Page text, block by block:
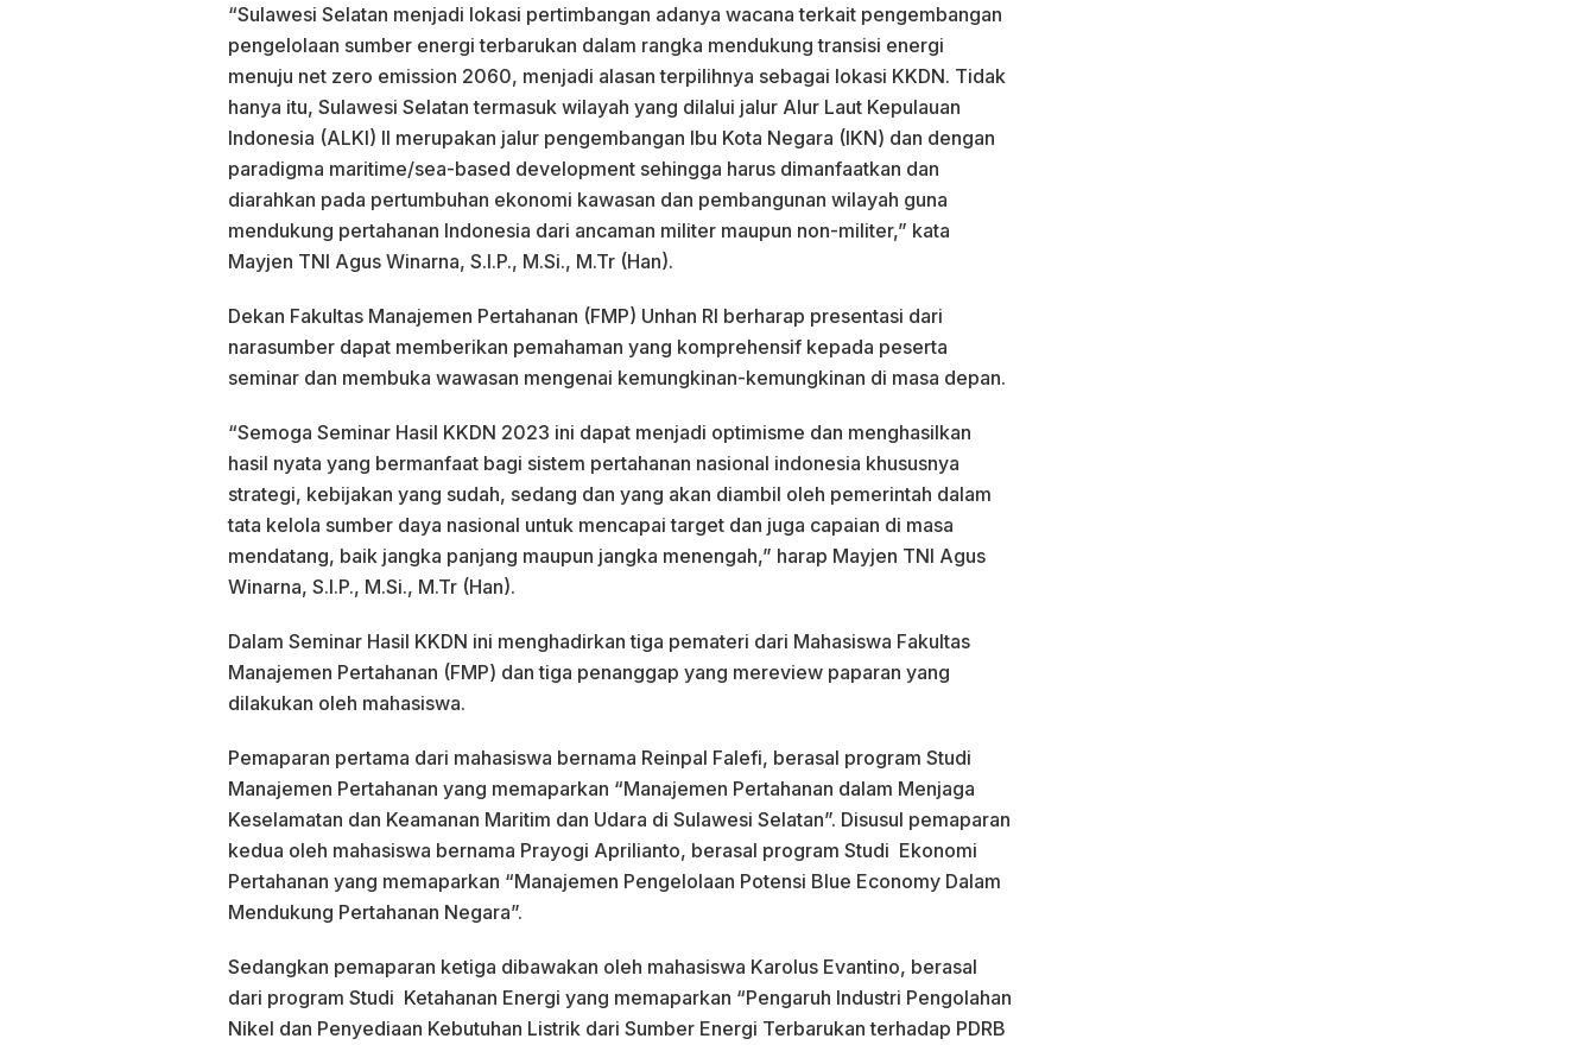
“Sulawesi Selatan menjadi lokasi pertimbangan adanya wacana terkait pengembangan
pengelolaan sumber energi terbarukan dalam rangka mendukung transisi energi
menuju net zero emission 2060, menjadi alasan terpilihnya sebagai lokasi KKDN. Tidak
hanya itu, Sulawesi Selatan termasuk wilayah yang dilalui jalur Alur Laut Kepulauan
Indonesia (ALKI) II merupakan jalur pengembangan Ibu Kota Negara (IKN) dan dengan
paradigma maritime/sea-based development sehingga harus dimanfaatkan dan
diarahkan pada pertumbuhan ekonomi kawasan dan pembangunan wilayah guna
mendukung pertahanan Indonesia dari ancaman militer maupun non-militer,” kata
Mayjen TNI Agus Winarna, S.I.P., M.Si., M.Tr (Han).
Dekan Fakultas Manajemen Pertahanan (FMP) Unhan RI berharap presentasi dari
narasumber dapat memberikan pemahaman yang komprehensif kepada peserta
seminar dan membuka wawasan mengenai kemungkinan-kemungkinan di masa depan.
“Semoga Seminar Hasil KKDN 2023 ini dapat menjadi optimisme dan menghasilkan
hasil nyata yang bermanfaat bagi sistem pertahanan nasional indonesia khususnya
strategi, kebijakan yang sudah, sedang dan yang akan diambil oleh pemerintah dalam
tata kelola sumber daya nasional untuk mencapai target dan juga capaian di masa
mendatang, baik jangka panjang maupun jangka menengah,” harap Mayjen TNI Agus
Winarna, S.I.P., M.Si., M.Tr (Han).
Dalam Seminar Hasil KKDN ini menghadirkan tiga pemateri dari Mahasiswa Fakultas
Manajemen Pertahanan (FMP) dan tiga penanggap yang mereview paparan yang
dilakukan oleh mahasiswa.
Pemaparan pertama dari mahasiswa bernama Reinpal Falefi, berasal program Studi
Manajemen Pertahanan yang memaparkan “Manajemen Pertahanan dalam Menjaga
Keselamatan dan Keamanan Maritim dan Udara di Sulawesi Selatan”. Disusul pemaparan
kedua oleh mahasiswa bernama Prayogi Aprilianto, berasal program Studi Ekonomi
Pertahanan yang memaparkan “Manajemen Pengelolaan Potensi Blue Economy Dalam
Mendukung Pertahanan Negara”.
Sedangkan pemaparan ketiga dibawakan oleh mahasiswa Karolus Evantino, berasal
dari program Studi Ketahanan Energi yang memaparkan “Pengaruh Industri Pengolahan
Nikel dan Penyediaan Kebutuhan Listrik dari Sumber Energi Terbarukan terhadap PDRB